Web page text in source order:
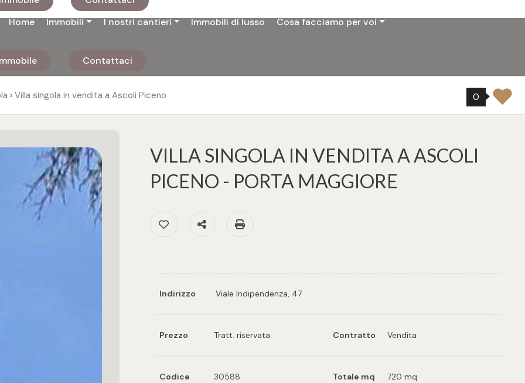
Home Immobili I nostri cantieri Immobili di lusso Cosa facciamo per voi
Contattaci
› Villa singola in vendita a Ascoli Piceno 0
VILLA SINGOLA IN VENDITA A ASCOLI
PICENO - PORTA MAGGIORE
Preferiti: Cod. 30588
Condividi
Indirizzo Viale Indipendenza, 47
Prezzo Tratt. riservata Contratto Vendita
Codice 30588 Totale mq 720 mq